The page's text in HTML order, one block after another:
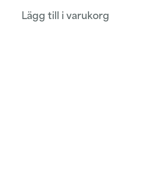
Lägg till i varukorg